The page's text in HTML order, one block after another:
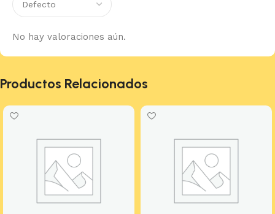
No hay valoraciones aún.
Productos Relacionados